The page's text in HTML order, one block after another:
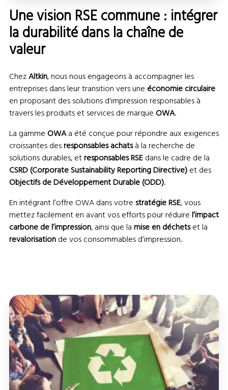
Une vision RSE commune : intégrer
la durabilité dans la chaîne de
valeur
ChezAltkin, nous nous engageons à accompagner les
entreprises dans leur transition vers une économie circulaire
en proposant des solutions d'impression responsables à
travers les produits et services de marque OWA.
La gamme OWAa été conçue pour répondre aux exigences
croissantes desresponsables achatsà la recherche de
solutions durables, etresponsables RSEdans le cadre de la
CSRD (Corporate Sustainability Reporting Directive)et des
Objectifs de Développement Durable (ODD).
En intégrant l’offre OWA dans votre stratégie RSE, vous
mettez facilement en avant vos efforts pour réduirel’impact
carbone de l’impression, ainsi que lamise en déchetset la
revalorisationde vos consommables d’impression.